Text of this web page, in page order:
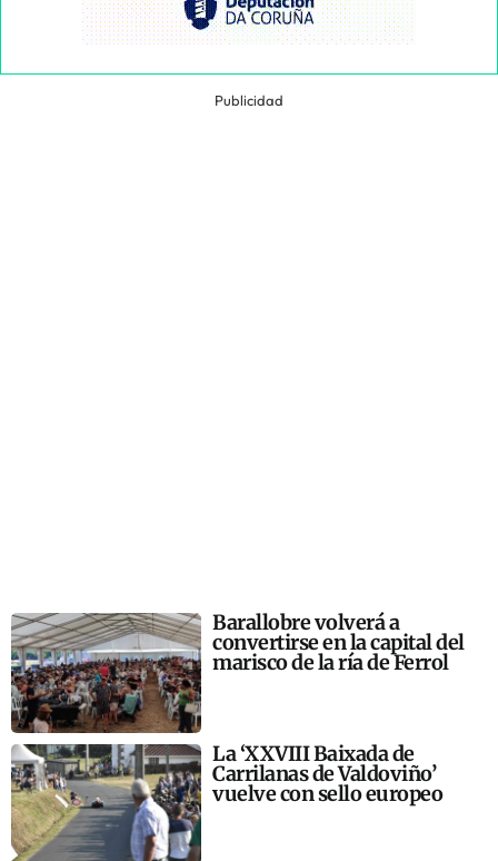
Publicidad
Barallobre volverá a
convertirse en la capital del
marisco de la ría de Ferrol
La ‘XXVIII Baixada de
Carrilanas de Valdoviño’
vuelve con sello europeo